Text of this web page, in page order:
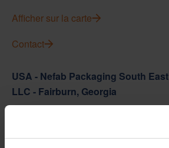
Afficher sur la carte
Contact
USA - Nefab Packaging South East
LLC - Fairburn, Georgia